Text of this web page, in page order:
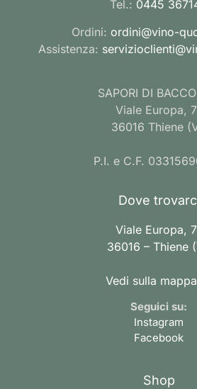
Tel.: 0445
Ordini: ordini@vino-
Assistenza:
SAPORI DI
Viale Europa,
36016 Thiene
P.I. e C.F.
Dove
Viale Europa,
36016 – Thiene
Vedi sulla mappa
Seguici su:
Instagram
Facebook
Shop